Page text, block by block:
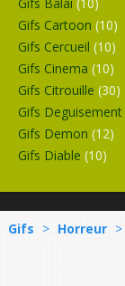
Gifs Cartoon (10)
Gifs Cercueil (10)
Gifs Cinema (10)
Gifs Citrouille (30)
Gifs Deguisement
Gifs Demon (12)
Gifs Diable (10)
Gifs > Horreur >